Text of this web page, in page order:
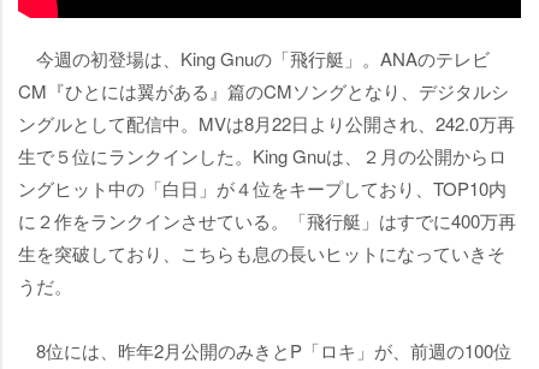
今週の初登場は、King Gnuの「飛行艇」。ANAのテレビ
CM『ひとには翼がある』篇のCMソングとなり、デジタルシ
ングルとして配信中。MVは8月22日より公開され、242.0万再
生で５位にランクインした。King Gnuは、２月の公開からロ
ングヒット中の「白日」が４位をキープしており、TOP10内
に２作をランクインさせている。「飛行艇」はすでに400万再
生を突破しており、こちらも息の長いヒットになっていきそ
うだ。
8位には、昨年2月公開のみきとP「ロキ」が、前週の100位